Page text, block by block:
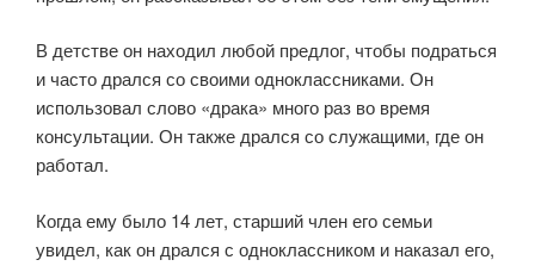
В детстве он находил любой предлог, чтобы подраться
и часто дрался со своими одноклассниками. Он
использовал слово «драка» много раз во время
консультации. Он также дрался со служащими, где он
работал.
Когда ему было 14 лет, старший член его семьи
увидел, как он дрался с одноклассником и наказал его,